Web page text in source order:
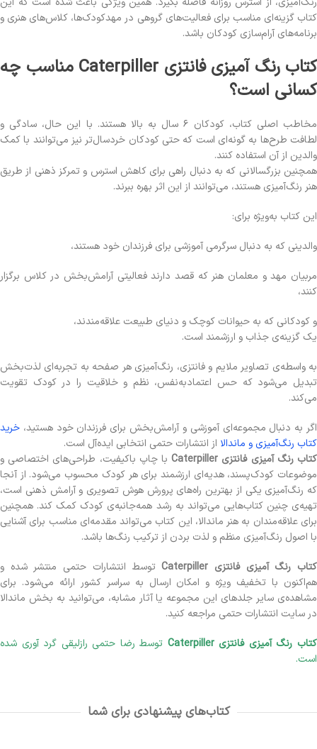
کتاب گزینه‌ای مناسب برای فعالیت‌های گروهی در مهدکودک‌ها، کلاس‌های هنری و
برنامه‌های آرام‌سازی کودکان باشد.
کتاب رنگ آمیزی فانتزی Caterpiller مناسب چه
کسانی است؟
مخاطب اصلی کتاب، کودکان ۶ سال به بالا هستند. با این حال، سادگی و
لطافت طرح‌ها به گونه‌ای است که حتی کودکان خردسال‌تر نیز می‌توانند با کمک
والدین از آن استفاده کنند.
همچنین بزرگسالانی که به دنبال راهی برای کاهش استرس و تمرکز ذهنی از طریق
هنر رنگ‌آمیزی هستند، می‌توانند از این اثر بهره ببرند.
این کتاب به‌ویژه برای:
والدینی که به دنبال سرگرمی آموزشی برای فرزندان خود هستند،
مربیان مهد و معلمان هنر که قصد دارند فعالیتی آرامش‌بخش در کلاس برگزار
کنند،
و کودکانی که به حیوانات کوچک و دنیای طبیعت علاقه‌مندند،
یک گزینه‌ی جذاب و ارزشمند است.
به واسطه‌ی تصاویر ملایم و فانتزی، رنگ‌آمیزی هر صفحه به تجربه‌ای لذت‌بخش
تبدیل می‌شود که حس اعتمادبه‌نفس، نظم و خلاقیت را در کودک تقویت
می‌کند.
اگر به دنبال مجموعه‌ای آموزشی و آرامش‌بخش برای فرزندان خود هستید، خرید
کتاب رنگ‌آمیزی و ماندالا از انتشارات حتمی انتخابی ایده‌آل است.
کتاب رنگ آمیزی فانتزی Caterpiller
با چاپ باکیفیت، طراحی‌های اختصاصی و
موضوعات کودک‌پسند، هدیه‌ای ارزشمند برای هر کودک محسوب می‌شود. از آنجا
که رنگ‌آمیزی یکی از بهترین راه‌های پرورش هوش تصویری و آرامش ذهنی است،
تهیه‌ی چنین کتاب‌هایی می‌تواند به رشد همه‌جانبه‌ی کودک کمک کند. همچنین
برای علاقه‌مندان به هنر ماندالا، این کتاب می‌تواند مقدمه‌ای مناسب برای آشنایی
با اصول رنگ‌آمیزی منظم و لذت بردن از ترکیب رنگ‌ها باشد.
کتاب رنگ آمیزی فانتزی Caterpiller
توسط انتشارات حتمی منتشر شده و
هم‌اکنون با تخفیف ویژه و امکان ارسال به سراسر کشور ارائه می‌شود. برای
مشاهده‌ی سایر جلدهای این مجموعه یا آثار مشابه، می‌توانید به بخش ماندالا
در سایت انتشارات حتمی مراجعه کنید.
کتاب رنگ آمیزی فانتزی Caterpiller
توسط رضا حتمی رازلیقی گرد آوری شده
است.
کتاب‌های پیشنهادی برای شما